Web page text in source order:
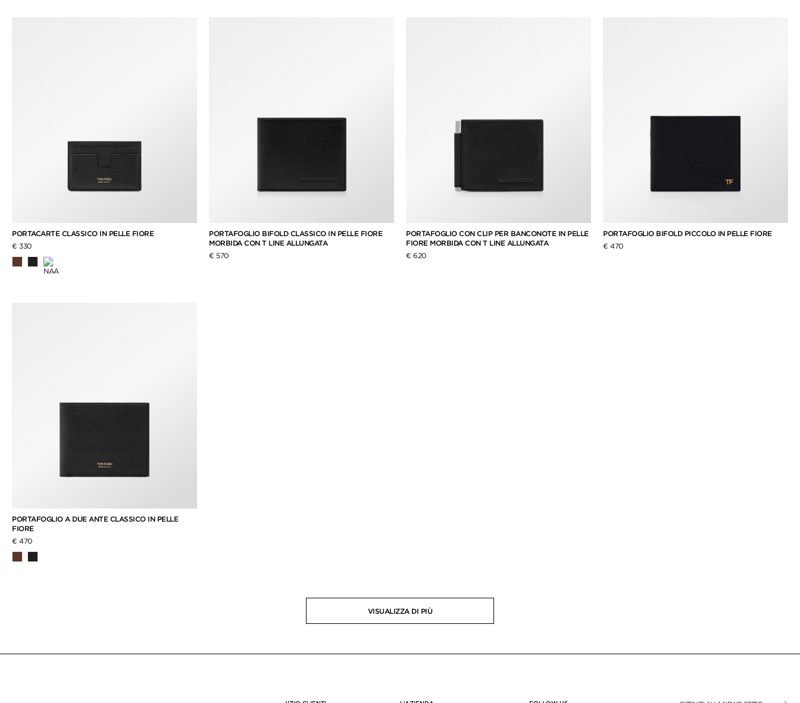
PORTACARTE CLASSICO IN PELLE FIORE
€ 330
PORTAFOGLIO BIFOLD CLASSICO IN PELLE FIORE
MORBIDA CON T LINE ALLUNGATA
€ 570
PORTAFOGLIO CON CLIP PER BANCONOTE IN PELLE
FIORE MORBIDA CON T LINE ALLUNGATA
€ 620
PORTAFOGLIO BIFOLD PICCOLO IN PELLE FIORE
€ 470
PORTAFOGLIO A DUE ANTE CLASSICO IN PELLE
FIORE
€ 470
VISUALIZZA DI PIÙ